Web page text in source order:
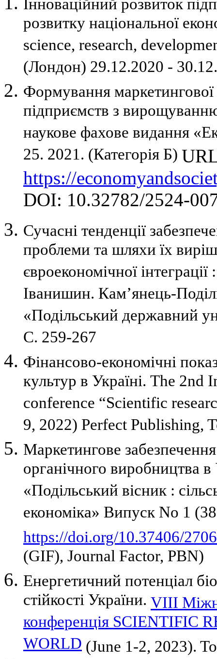
Інноваційний розвиток
розвитку національної
science, research,
(Лондон) 29.12.2020 -
Формування маркетингової
підприємств з
наукове фахове видання
25. 2021. (Категорія Б)
https://
DOI: 10.32782/2524-
Сучасні тенденції
проблеми та шляхи їх
євроекономічної
Іванишин. Кам’янець-
«Подільський державний
С. 259-267
Фінансово-економічні
культур в Україні. The
conference “Scientific
9, 2022) Perfect Publishing,
Маркетингове
органiчного виробництва
«Подільський вісник :
економіка» Випуск No 1
https://doi.org/10.37406/
(GIF), Journal Factor, PBN)
Енергетичний потенціал
стійкості України. VIII
конференція SCIENTIFIC
WORLD (June 1-2, 2023).